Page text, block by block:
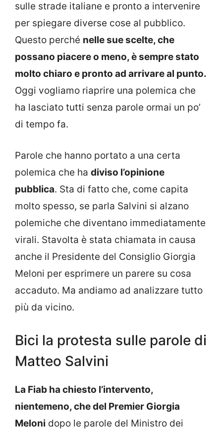
sulle strade italiane e pronto a intervenire
per spiegare diverse cose al pubblico.
Questo perché nelle sue scelte, che
possano piacere o meno, è sempre stato
molto chiaro e pronto ad arrivare al punto.
Oggi vogliamo riaprire una polemica che
ha lasciato tutti senza parole ormai un po’
di tempo fa.
Parole che hanno portato a una certa
polemica che ha diviso l’opinione
pubblica. Sta di fatto che, come capita
molto spesso, se parla Salvini si alzano
polemiche che diventano immediatamente
virali. Stavolta è stata chiamata in causa
anche il Presidente del Consiglio Giorgia
Meloni per esprimere un parere su cosa
accaduto. Ma andiamo ad analizzare tutto
più da vicino.
Bici la protesta sulle parole di
Matteo Salvini
La Fiab ha chiesto l’intervento,
nientemeno, che del Premier Giorgia
Meloni dopo le parole del Ministro dei